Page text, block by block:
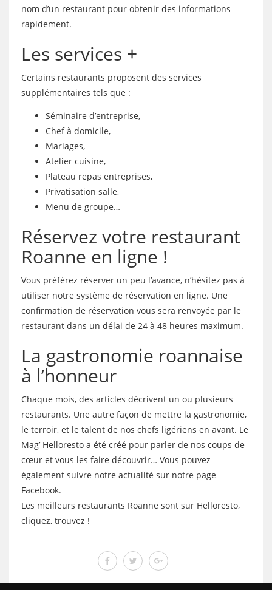
nom d’un restaurant pour obtenir des informations
rapidement.
Les services +
Certains restaurants proposent des services
supplémentaires tels que :
Séminaire d’entreprise,
Chef à domicile,
Mariages,
Atelier cuisine,
Plateau repas entreprises,
Privatisation salle,
Menu de groupe…
Réservez votre restaurant
Roanne en ligne !
Vous préférez réserver un peu l’avance, n’hésitez pas à
utiliser notre système de réservation en ligne. Une
confirmation de réservation vous sera renvoyée par le
restaurant dans un délai de 24 à 48 heures maximum.
La gastronomie roannaise
à l’honneur
Chaque mois, des articles décrivent un ou plusieurs
restaurants. Une autre façon de mettre la gastronomie,
le terroir, et le talent de nos chefs ligériens en avant. Le
Mag’ Helloresto a été créé pour parler de nos coups de
cœur et vous les faire découvrir… Vous pouvez
également suivre notre actualité sur notre page
Facebook.
Les meilleurs restaurants Roanne sont sur Helloresto,
cliquez, trouvez !